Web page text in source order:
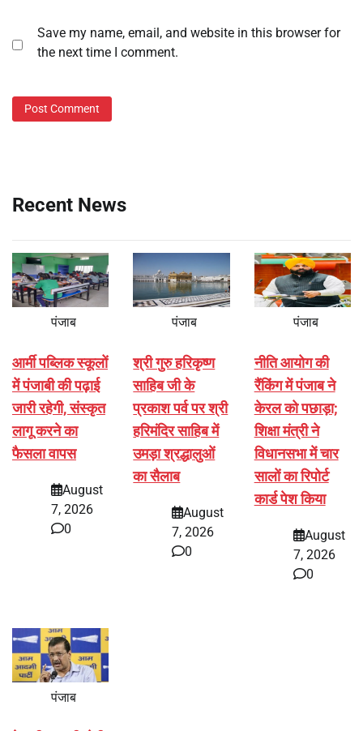
Save my name, email, and website in this browser for
the next time I comment.
Recent News
पंजाब
आर्मी पब्लिक स्कूलों
में पंजाबी की पढ़ाई
जारी रहेगी, संस्कृत
लागू करने का
फैसला वापस
August
7, 2026
0
पंजाब
श्री गुरु हरिकृष्ण
साहिब जी के
प्रकाश पर्व पर श्री
हरिमंदिर साहिब में
उमड़ा श्रद्धालुओं
का सैलाब
August
7, 2026
0
पंजाब
नीति आयोग की
रैंकिंग में पंजाब ने
केरल को पछाड़ा;
शिक्षा मंत्री ने
विधानसभा में चार
सालों का रिपोर्ट
कार्ड पेश किया
August
7, 2026
0
पंजाब